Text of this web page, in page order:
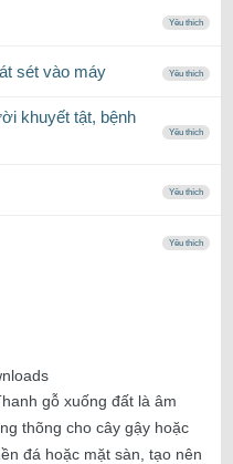
Yêu thích
sét vào máy Yêu thích
khuyết tật, bệnh
Yêu thích
Yêu thích
Yêu thích
gỗ xuống đất là âm
thõng cho cây gậy hoặc
đá hoặc mặt sàn, tạo nên